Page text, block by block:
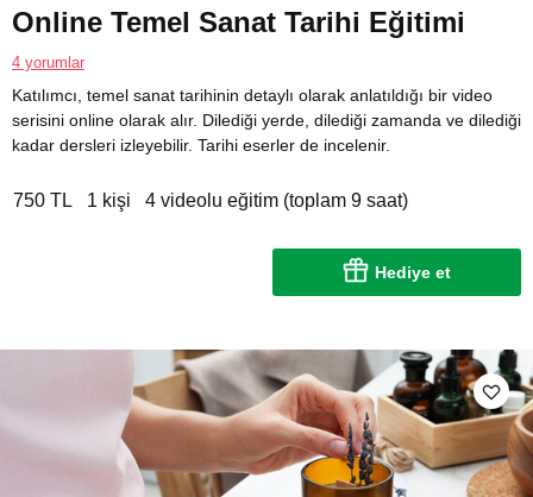
Online Temel Sanat Tarihi Eğitimi
4 yorumlar
Katılımcı, temel sanat tarihinin detaylı olarak anlatıldığı bir video
serisini online olarak alır. Dilediği yerde, dilediği zamanda ve dilediği
kadar dersleri izleyebilir. Tarihi eserler de incelenir.
750 TL 1 kişi 4 videolu eğitim (toplam 9 saat)
Hediye et